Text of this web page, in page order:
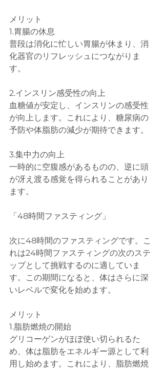
メリット
1.胃腸の休息
普段は消化に忙しい胃腸が休まり、消
化器官のリフレッシュにつながりま
す。
2.インスリン感受性の向上
血糖値が安定し、インスリンの感受性
が向上します。これにより、糖尿病の
予防や体脂肪の減少が期待できます。
3.集中力の向上
一時的に空腹感があるものの、逆に頭
が冴え渡る感覚を得られることがあり
ます。
「48時間ファスティング」
次に48時間のファスティングです。こ
れは24時間ファスティングの次のステ
ップとして挑戦するのに適していま
す。この期間になると、体はさらに深
いレベルで変化を始めます。
メリット
1.脂肪燃焼の開始
グリコーゲンがほぼ使い切られるた
め、体は脂肪をエネルギー源として利
用し始めます。これにより、脂肪燃焼